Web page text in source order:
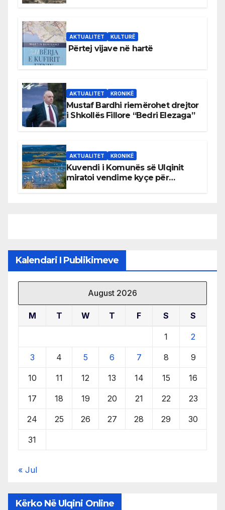
AKTUALITET KULTURË
Përtej vijave në hartë
AKTUALITET KRONIKË
Mustaf Bardhi riemërohet drejtor
i Shkollës Fillore “Bedri Elezaga”
AKTUALITET KRONIKË
Kuvendi i Komunës së Ulqinit
miratoi vendime kyçe për
Kalendari I Publikimeve
August 2026
M T W T F S S
1 2
3 4 5 6 7 8 9
10 11 12 13 14 15 16
17 18 19 20 21 22 23
24 25 26 27 28 29 30
31
« Jul
Kërko Në Ulqini Online